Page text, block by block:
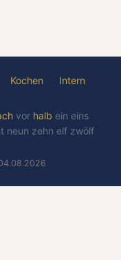
Kochen Intern
vor halb ein eins
neun zehn elf zwölf